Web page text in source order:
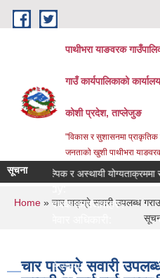
Skip to main content
पाथीभरा याङवरक
गाउँ कार्यपालिकाको कार्यालय
कोशी प्रदेश, ताप्लेजुङ
"विकास र सुशासनमा
जनताको खुशी पाथीभरा
सूचनावैकल्पिक र अस्थायी योग्यताक्रममा
आवश्यक कागजातहरु:
लाग्ने समय:
You are here
Home » चार पाङ्ग्रे सवारी उपलब्ध
चार पाङ्ग्रे सवारी